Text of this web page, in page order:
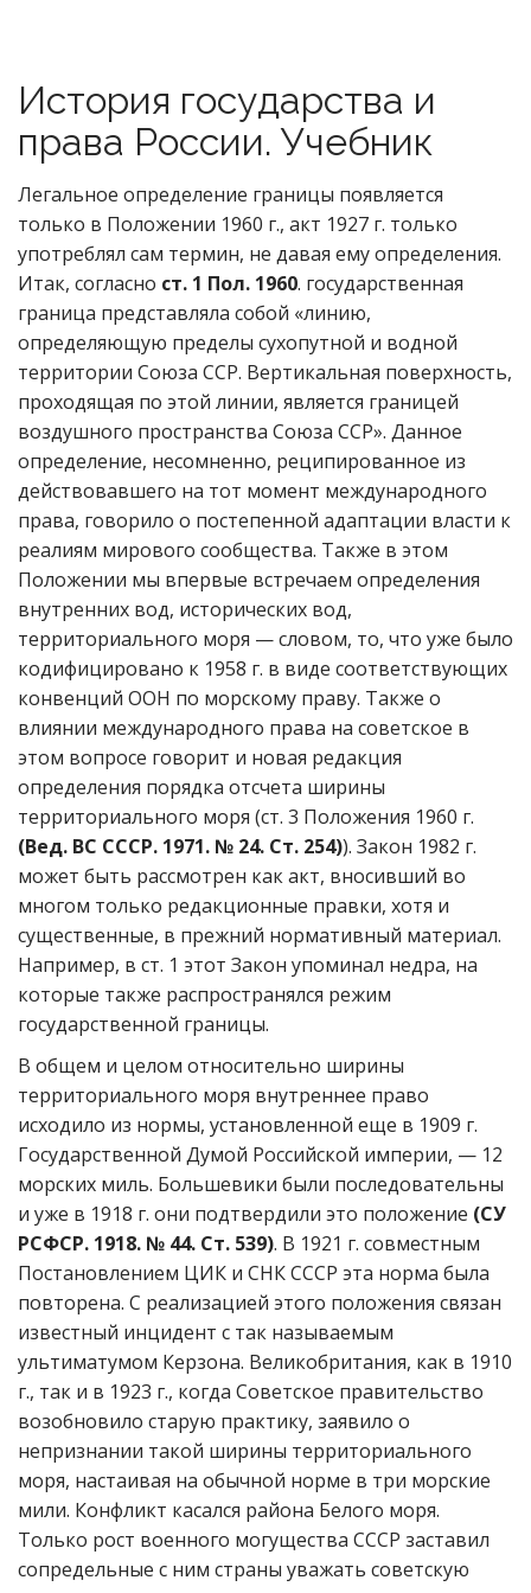
История государства и
права России. Учебник
Легальное определение границы появляется
только в Положении 1960 г., акт 1927 г. только
употреблял сам термин, не давая ему определения.
Итак, согласно ст. 1 Пол. 1960. государственная
граница представляла собой «линию,
определяющую пределы сухопутной и водной
территории Союза ССР. Вертикальная поверхность,
проходящая по этой линии, является границей
воздушного пространства Союза ССР». Данное
определение, несомненно, реципированное из
действовавшего на тот момент международного
права, говорило о постепенной адаптации власти к
реалиям мирового сообщества. Также в этом
Положении мы впервые встречаем определения
внутренних вод, исторических вод,
территориального моря — словом, то, что уже было
кодифицировано к 1958 г. в виде соответствующих
конвенций ООН по морскому праву. Также о
влиянии международного права на советское в
этом вопросе говорит и новая редакция
определения порядка отсчета ширины
территориального моря (ст. 3 Положения 1960 г.
(Вед. ВС СССР. 1971. № 24. Ст. 254)). Закон 1982 г.
может быть рассмотрен как акт, вносивший во
многом только редакционные правки, хотя и
существенные, в прежний нормативный материал.
Например, в ст. 1 этот Закон упоминал недра, на
которые также распространялся режим
государственной границы.
В общем и целом относительно ширины
территориального моря внутреннее право
исходило из нормы, установленной еще в 1909 г.
Государственной Думой Российской империи, — 12
морских миль. Большевики были последовательны
и уже в 1918 г. они подтвердили это положение (СУ
РСФСР. 1918. № 44. Ст. 539). В 1921 г. совместным
Постановлением ЦИК и СНК СССР эта норма была
повторена. С реализацией этого положения связан
известный инцидент с так называемым
ультиматумом Керзона. Великобритания, как в 1910
г., так и в 1923 г., когда Советское правительство
возобновило старую практику, заявило о
непризнании такой ширины территориального
моря, настаивая на обычной норме в три морские
мили. Конфликт касался района Белого моря.
Только рост военного могущества СССР заставил
сопредельные с ним страны уважать советскую